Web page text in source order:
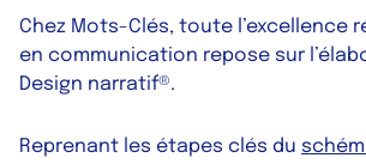
Chez Mots-Clés, toute l’excellence
en communication repose sur
Design narratif®.
Reprenant les étapes clés du